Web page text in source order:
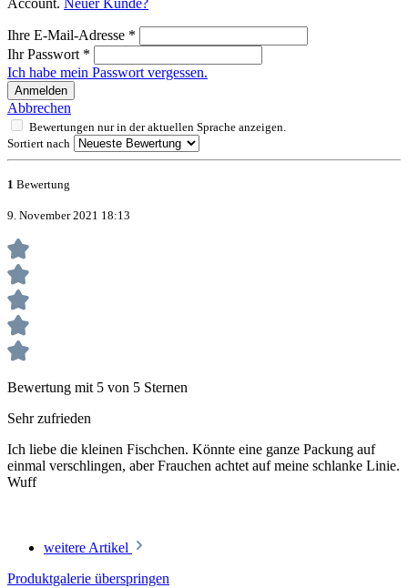
Account. Neuer Kunde?
Ihre E-Mail-Adresse *
Ihr Passwort *
Ich habe mein Passwort vergessen.
Anmelden
Abbrechen
Bewertungen nur in der aktuellen Sprache anzeigen.
Sortiert nach
1 Bewertung
9. November 2021 18:13
Bewertung mit 5 von 5 Sternen
Sehr zufrieden
Ich liebe die kleinen Fischchen. Könnte eine ganze Packung auf
einmal verschlingen, aber Frauchen achtet auf meine schlanke Linie.
Wuff
weitere Artikel
Produktgalerie überspringen